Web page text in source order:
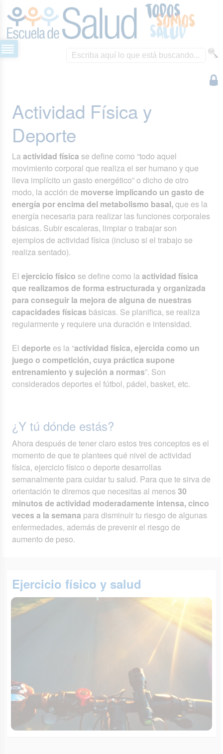
Actividad Física y
Deporte
Laactividad físicase define como “todo aquel
movimiento corporal que realiza el ser humano y que
lleva implícito un gasto energético” o dicho de otro
modo, la acción de moverse implicando un gasto de
energía por encima del metabolismo basal,que es la
energía necesaria para realizar las funciones corporales
básicas. Subir escaleras, limpiar o trabajar son
ejemplos de actividad física (incluso si el trabajo se
realiza sentado).
Elejercicio físico se define como laactividad física
que realizamos de forma estructurada y organizada
para conseguir la mejora de alguna de nuestras
capacidades físicas básicas. Se planifica, se realiza
regularmente y requiere una duración e intensidad.
Eldeportees la “actividad física, ejercida como un
juego o competición, cuya práctica supone
entrenamiento y sujeción a normas”. Son
considerados deportes el fútbol, pádel, basket, etc.
¿Y tú dónde estás?
Ahora después de tener claro estos tres conceptos es el
momento de que te plantees qué nivel de actividad
física, ejercicio físico o deporte desarrollas
semanalmente para cuidar tu salud. Para que te sirva de
orientación te diremos que necesitas al menos30
minutos de actividad moderadamente intensa, cinco
veces a la semana para disminuir tu riesgo de algunas
enfermedades, además de prevenir el riesgo de
aumento de peso.
Ejercicio físico y salud